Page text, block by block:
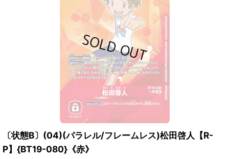
〔状態B〕(04)(パラレル/フレームレス)松田啓人【R-
P】{BT19-080}《赤》